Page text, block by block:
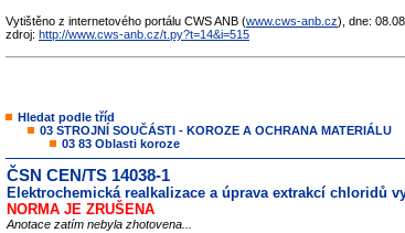
Vytištěno z internetového portálu CWS ANB (www.cws-anb.cz), dne:
zdroj: http://www.cws-anb.cz/t.py?t=14&i=515
Hledat podle tříd
03 STROJNÍ SOUČÁSTI - KOROZE A OCHRANA MATERIÁLU
03 83 Oblasti koroze
ČSN CEN/TS 14038-1
Elektrochemická realkalizace a úprava extrakcí chloridů
NORMA JE ZRUŠENA
Anotace zatím nebyla zhotovena...